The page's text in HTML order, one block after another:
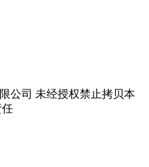
公司 未经授权禁止拷贝本
任